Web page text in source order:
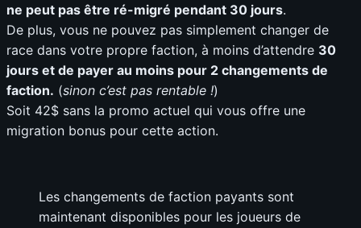
ne peut pas être ré-migré pendant 30 jours.
De plus, vous ne pouvez pas simplement changer de
race dans votre propre faction, à moins d’attendre 30
jours et de payer au moins pour 2 changements de
faction. (sinon c’est pas rentable !)
Soit 42$ sans la promo actuel qui vous offre une
migration bonus pour cette action.
Les changements de faction payants sont
maintenant disponibles pour les joueurs de